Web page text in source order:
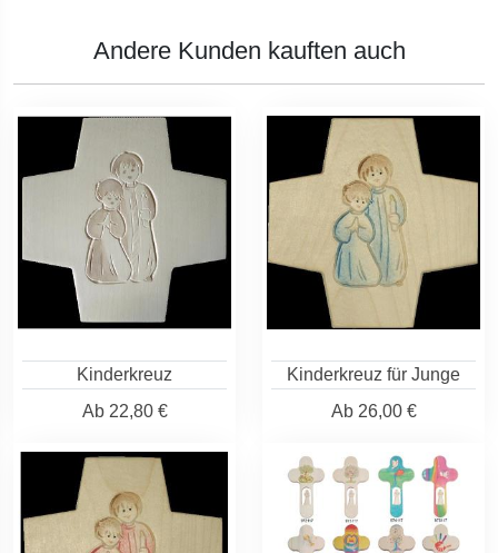
Andere Kunden kauften auch
Kinderkreuz
Ab22,80 €
Kinderkreuz für Junge
Ab26,00 €